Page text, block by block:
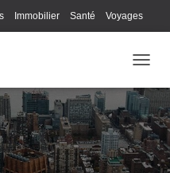
Immobilier Santé Voyages
Publicité Technologie